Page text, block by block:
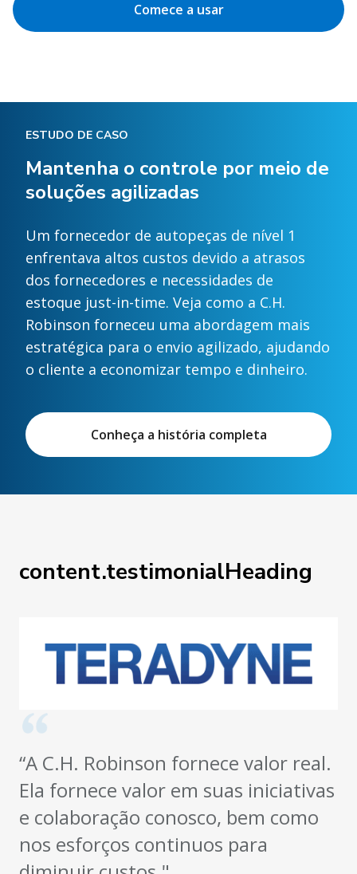
Comece a usar
ESTUDO DE CASO
Mantenha o controle por meio de
soluções agilizadas
Um fornecedor de autopeças de nível 1
enfrentava altos custos devido a atrasos
dos fornecedores e necessidades de
estoque just-in-time. Veja como a C.H.
Robinson forneceu uma abordagem mais
estratégica para o envio agilizado, ajudando
o cliente a economizar tempo e dinheiro.
Conheça a história completa
content.testimonialHeading
“A C.H. Robinson fornece valor real.
Ela fornece valor em suas iniciativas
e colaboração conosco, bem como
nos esforços continuos para